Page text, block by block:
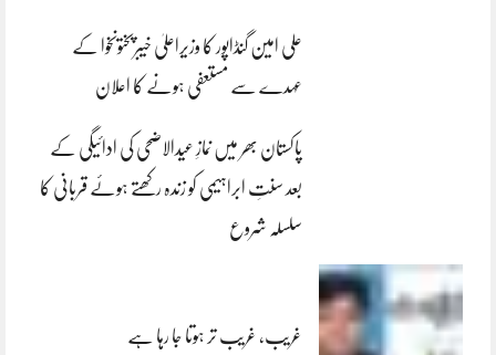
علی امین گنڈاپور کا وزیراعلیٰ خیبرپختونخوا کے
عہدے سے مستعفی ہونے کا اعلان
پاکستان بھر میں نمازِ عیدالاضحی کی ادائیگی کے
بعد سنتِ ابراہیمی کو زندہ رکھتے ہوئے قربانی کا
سلسلہ شروع
غریب، غریب تر ہوتا جا رہا ہے